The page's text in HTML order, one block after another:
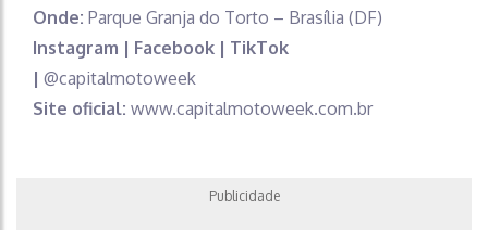
Onde: Parque Granja do Torto – Brasília (DF)
Instagram | Facebook | TikTok
| @capitalmotoweek
Site oficial: www.capitalmotoweek.com.br
Publicidade